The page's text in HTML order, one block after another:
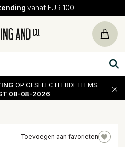
vanaf EUR 100,-
OP GESELECTEERDE ITEMS.
08-08-2026
Toevoegen aan favorieten